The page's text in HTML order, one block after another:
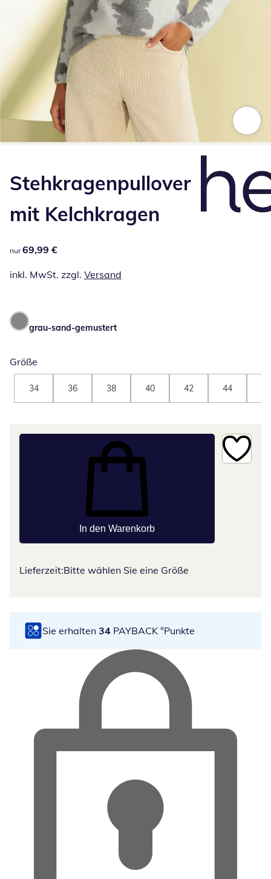
Stehkragenpullover
mit Kelchkragen
69,99 €
nur 69,99 €
inkl. MwSt. zzgl. Versand
grau-sand-gemustert
Größe
34 36 38 40 42 44
In den Warenkorb
Lieferzeit:Bitte wählen Sie eine Größe
Sie erhalten 34 PAYBACK °Punkte